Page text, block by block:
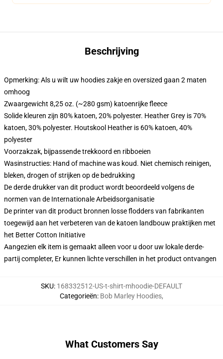
Beschrijving
Opmerking: Als u wilt uw hoodies zakje en oversized gaan 2 maten
omhoog
Zwaargewicht 8,25 oz. (~280 gsm) katoenrijke fleece
Solide kleuren zijn 80% katoen, 20% polyester. Heather Grey is 70%
katoen, 30% polyester. Houtskool Heather is 60% katoen, 40%
polyester
Voorzakzak, bijpassende trekkoord en ribboeien
Wasinstructies: Hand of machine was koud. Niet chemisch reinigen,
bleken, drogen of strijken op de bedrukking
De derde drukker van dit product wordt beoordeeld volgens de
normen van de Internationale Arbeidsorganisatie
De printer van dit product bronnen losse flodders van fabrikanten
toegewijd aan het verbeteren van de katoen landbouw praktijken met
het Better Cotton Initiative
Aangezien elk item is gemaakt alleen voor u door uw lokale derde-
partij completer, Er kunnen lichte verschillen in het product ontvangen
SKU: 168332512-US-t-shirt-mhoodie-DEFAULT
Categorieën: Bob Marley Hoodies,
What Customers Say